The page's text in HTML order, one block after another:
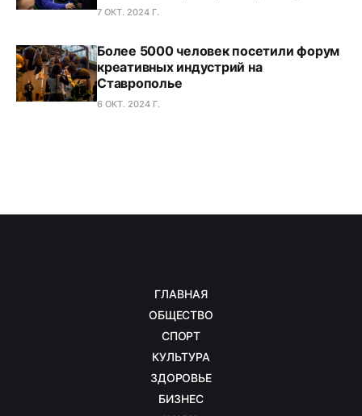
7 ОКТ. 2024 Г.
Более 5000 человек посетили форум
креативных индустрий на
Ставрополье
6 ОКТ. 2024 Г.
ГЛАВНАЯ
ОБЩЕСТВО
СПОРТ
КУЛЬТУРА
ЗДОРОВЬЕ
БИЗНЕС